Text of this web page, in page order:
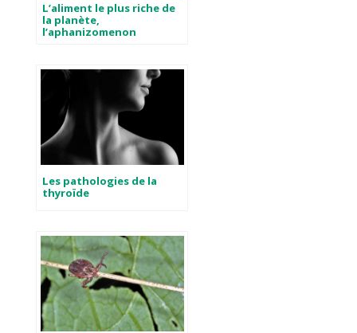
L’aliment le plus riche de
la planète,
l’aphanizomenon
Les pathologies de la
thyroïde